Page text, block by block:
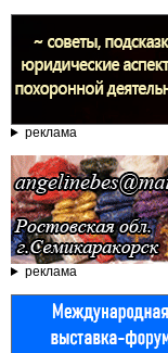
реклама
реклама